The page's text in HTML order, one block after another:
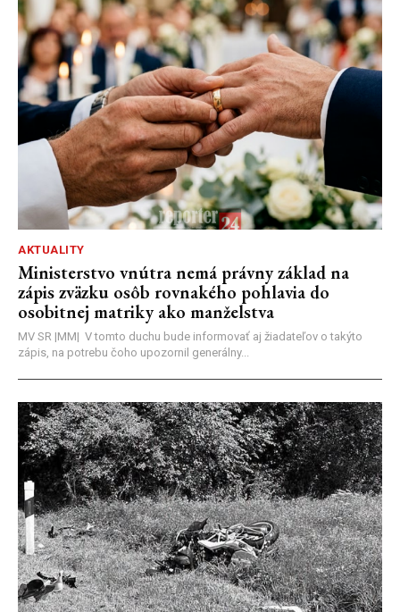
AKTUALITY
Ministerstvo vnútra nemá právny základ na
zápis zväzku osôb rovnakého pohlavia do
osobitnej matriky ako manželstva
MV SR |MM| V tomto duchu bude informovať aj žiadateľov o takýto
zápis, na potrebu čoho upozornil generálny...